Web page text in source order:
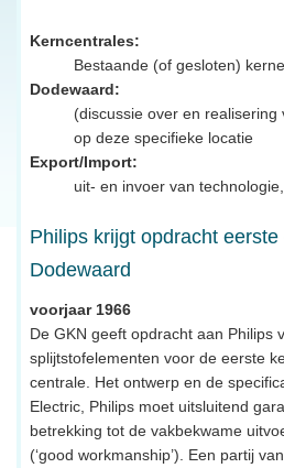
Kerncentrales:
Bestaande (of gesloten)
Dodewaard:
(discussie over en
op deze specifieke locatie
Export/Import:
uit- en invoer van
Philips krijgt opdracht eerste
Dodewaard
voorjaar 1966
De GKN geeft opdracht aan Philips
splijtstofelementen voor de eerste
centrale. Het ontwerp en de
Electric, Philips moet uitsluitend
betrekking tot de vakbekwame
(‘good workmanship’). Een partij